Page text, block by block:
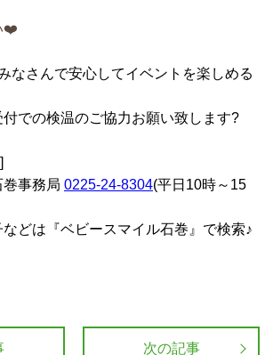
❤️
なさんで安心してイベントを楽しめる
での検温のご協力お願い致します?
事務局 0225-24-8304(平日10時～15
どは『ベビースマイル石巻』で検索♪
次の記事